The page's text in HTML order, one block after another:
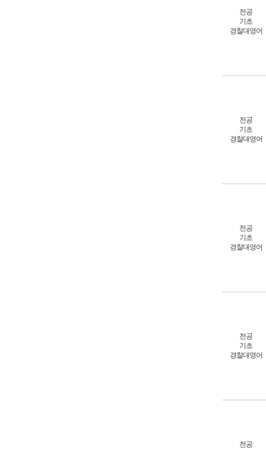
전공
기초
경찰대영어
전공
기초
경찰대영어
전공
기초
경찰대영어
전공
기초
경찰대영어
전공